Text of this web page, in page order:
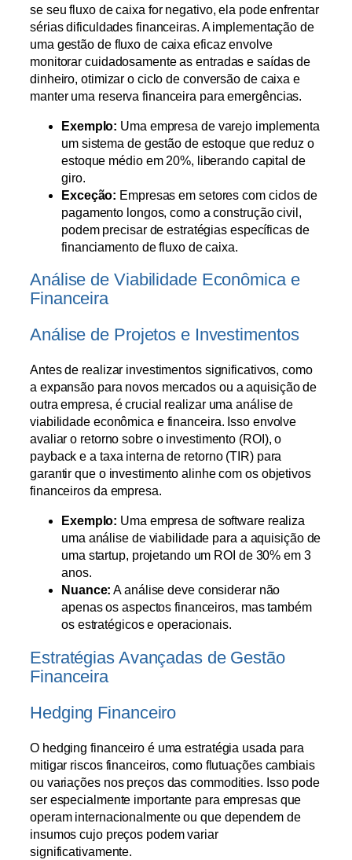
se seu fluxo de caixa for negativo, ela pode enfrentar
sérias dificuldades financeiras. A implementação de
uma gestão de fluxo de caixa eficaz envolve
monitorar cuidadosamente as entradas e saídas de
dinheiro, otimizar o ciclo de conversão de caixa e
manter uma reserva financeira para emergências.
Exemplo: Uma empresa de varejo implementa
um sistema de gestão de estoque que reduz o
estoque médio em 20%, liberando capital de
giro.
Exceção: Empresas em setores com ciclos de
pagamento longos, como a construção civil,
podem precisar de estratégias específicas de
financiamento de fluxo de caixa.
Análise de Viabilidade Econômica e
Financeira
Análise de Projetos e Investimentos
Antes de realizar investimentos significativos, como
a expansão para novos mercados ou a aquisição de
outra empresa, é crucial realizar uma análise de
viabilidade econômica e financeira. Isso envolve
avaliar o retorno sobre o investimento (ROI), o
payback e a taxa interna de retorno (TIR) para
garantir que o investimento alinhe com os objetivos
financeiros da empresa.
Exemplo: Uma empresa de software realiza
uma análise de viabilidade para a aquisição de
uma startup, projetando um ROI de 30% em 3
anos.
Nuance: A análise deve considerar não
apenas os aspectos financeiros, mas também
os estratégicos e operacionais.
Estratégias Avançadas de Gestão
Financeira
Hedging Financeiro
O hedging financeiro é uma estratégia usada para
mitigar riscos financeiros, como flutuações cambiais
ou variações nos preços das commodities. Isso pode
ser especialmente importante para empresas que
operam internacionalmente ou que dependem de
insumos cujo preços podem variar
significativamente.